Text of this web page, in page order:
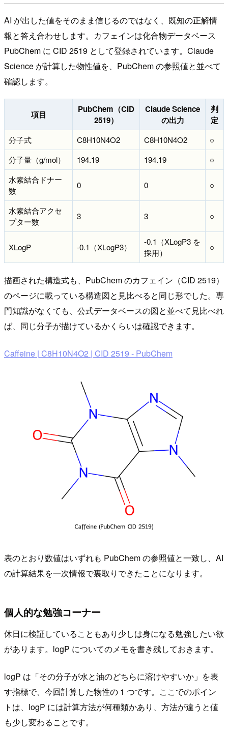
AI が出した値をそのまま信じるのではなく、既知の正解情
報と答え合わせします。カフェインは化合物データベース
PubChem に CID 2519 として登録されています。Claude
Science が計算した物性値を、PubChem の参照値と並べて
確認します。
項目
PubChem（CID
2519）
Claude Science
の出力
判
定
分子式 C8H10N4O2 C8H10N4O2
○
分子量（g/mol）
194.19 194.19
○
水素結合ドナー
数
0 0 ○
水素結合アクセ
プター数
3 3 ○
XLogP -0.1（XLogP3）
-0.1（XLogP3 を
採用）
○
描画された構造式も、PubChem のカフェイン（CID 2519）
のページに載っている構造図と見比べると同じ形でした。専
門知識がなくても、公式データベースの図と並べて見比べれ
ば、同じ分子が描けているかくらいは確認できます。
Caffeine | C8H10N4O2 | CID 2519 - PubChem
表のとおり数値はいずれも PubChem の参照値と一致し、AI
の計算結果を一次情報で裏取りできたことになります。
個人的な勉強コーナー
休日に検証していることもあり少しは身になる勉強したい欲
があります。logP についてのメモを書き残しておきます。
logP は「その分子が水と油のどちらに溶けやすいか」を表
す指標で、今回計算した物性の 1 つです。ここでのポイン
トは、logP には計算方法が何種類かあり、方法が違うと値
も少し変わることです。